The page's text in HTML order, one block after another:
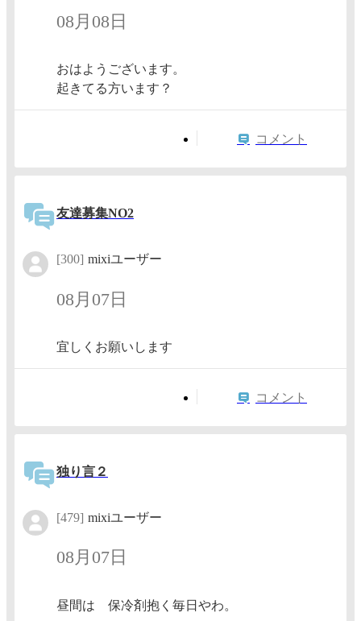
08月08日
おはようございます。
起きてる方います？
コメント
友達募集NO2
[300] mixiユーザー
08月07日
宜しくお願いします
コメント
独り言２
[479] mixiユーザー
08月07日
昼間は 保冷剤抱く毎日やわ。